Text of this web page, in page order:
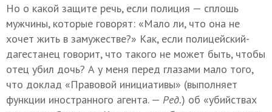
Но о какой защите речь, если полиция — сплошь
мужчины, которые говорят: «Мало ли, что она не
хочет жить в замужестве?» Как, если полицейский-
дагестанец говорит, что такого не может быть, чтобы
отец убил дочь? А у меня перед глазами мало того,
что доклад «Правовой инициативы» (выполняет
функции иностранного агента. — Ред.) об «убийствах